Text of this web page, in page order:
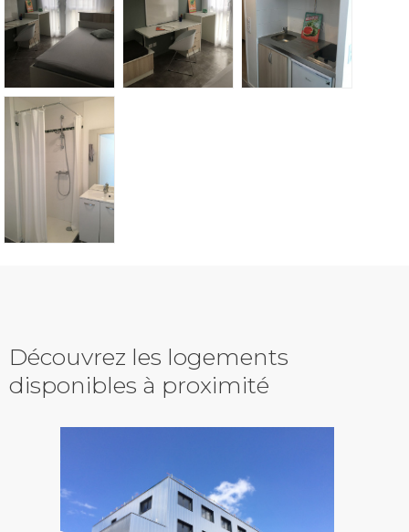
Découvrez les logements
disponibles à proximité